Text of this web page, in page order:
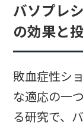
バソプレ
の効果と
敗血症性シ
な適応の一
る研究で、